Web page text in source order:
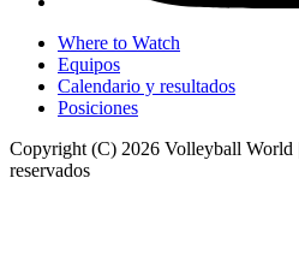
Where to Watch
Equipos
Calendario y resultados
Posiciones
Copyright (C) 2026 Volleyball World
reservados